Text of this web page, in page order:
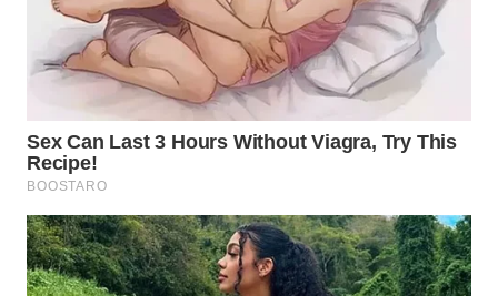
WN
BINTAN
MANDALIKA
WN
WN
LABUANBAJO